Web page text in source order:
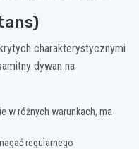
charakterystycznymi
dywan na
w różnych warunkach, ma
regularnego